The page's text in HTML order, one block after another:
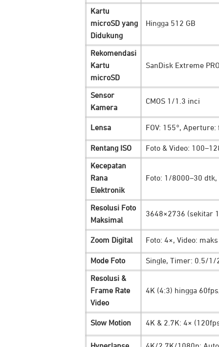
Didukung dengan perangkat
menghasilkan gambar dan rekaman
1/1.3 Inci Image Sensor:nikmati
dapatkan
sinematik.
4K/120fps:
155° Ultra-Wide Angle: nikmati hasil
manusia.
Ambil Gambar Lebih
Kartu
microSD yang
Didukung
Hingga 512 GB
Rekomendasi
Kartu
microSD
SanDisk Extreme
Sensor
Kamera
CMOS 1/1.3 inci
Lensa FOV: 155°,
Rentang ISO Foto & Video:
Kecepatan
Rana
Elektronik
Foto: 1/8000–30
Resolusi Foto
Maksimal
3648×2736 (sekitar
Zoom Digital Foto: 4×, Video:
Mode Foto Single, Timer: 0.5/
Resolusi &
Frame Rate
Video
4K (4:3) hingga
Slow Motion 4K & 2.7K: 4×